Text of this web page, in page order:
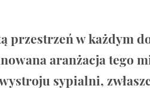
przestrzeń w każdym
aranżacja tego
sypialni,